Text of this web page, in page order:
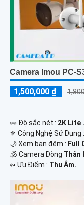
Camera Imou PC-
1,500,000 ₫
️👀 Độ sắc nét : 2K Lite .
⚜️ Công Nghệ Sử Dụng :
🌙 Xem ban đêm : Full
🕉️ Camera Dòng Thân
️↭ Ưu Điểm : Thu Âm.